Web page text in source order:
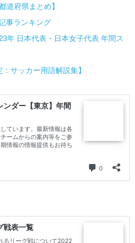
道府県まとめ】
事ランキング
年 日本代表・日本女子代表 年間ス
サッカー用語解説集】